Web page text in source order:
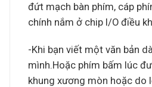
đứt mạch bàn phím, cáp
chính nắm ở chip I/O điều
-Khi bạn viết một văn bản
mình.Hoặc phím bấm lúc
khung xương mòn hoặc do